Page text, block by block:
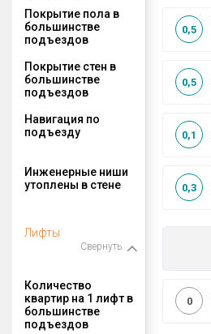
Покрытие пола в
большинстве
подъездов
0,5
Покрытие стен в
большинстве
подъездов
0,5
Навигация по
подъезду
0,1
Инженерные ниши
утоплены в стене
0,3
Лифты
Свернуть
Количество
квартир на 1 лифт в
большинстве
подъездов
0